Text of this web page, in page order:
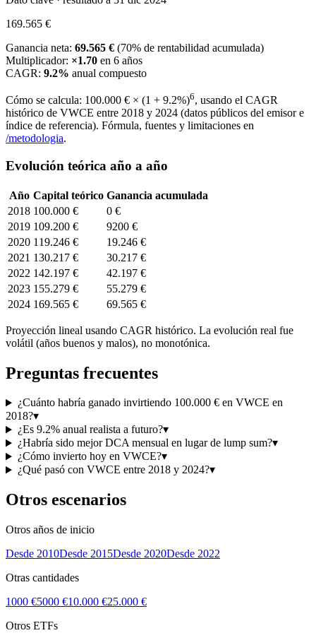
169.565 €
Ganancia neta: 69.565 € (70% de rentabilidad acumulada)
Multiplicador: ×1.70 en 6 años
CAGR: 9.2% anual compuesto
Cómo se calcula: 100.000 € × (1 + 9.2%)6, usando el CAGR
histórico de VWCE entre 2018 y 2024 (datos públicos del emisor e
índice de referencia). Fórmula, fuentes y limitaciones en
/metodologia.
Evolución teórica año a año
Año Capital teórico Ganancia acumulada
2018 100.000 €
0 €
2019 109.200 €
9200 €
2020 119.246 €
19.246 €
2021 130.217 €
30.217 €
2022 142.197 €
42.197 €
2023 155.279 €
55.279 €
2024 169.565 € 69.565 €
Proyección lineal usando CAGR histórico. La evolución real fue
volátil (años buenos y malos), no monotónica.
Preguntas frecuentes
¿Cuánto habría ganado invirtiendo 100.000 € en VWCE en
2018?▾
¿Es 9.2% anual realista a futuro?▾
¿Habría sido mejor DCA mensual en lugar de lump sum?▾
¿Cómo invierto hoy en VWCE?▾
¿Qué pasó con VWCE entre 2018 y 2024?▾
Otros escenarios
Otros años de inicio
Desde 2010Desde 2015Desde 2020Desde 2022
Otras cantidades
1000 €5000 €10.000 €25.000 €
Otros ETFs